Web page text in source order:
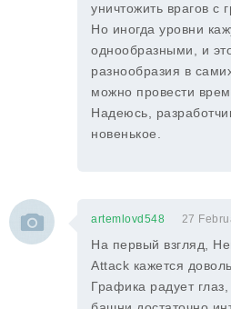
уничтожить врагов с
Но иногда уровни
однообразными, и
разнообразия в
можно провести
Надеюсь,
новенькое.
artemlovd548 27
На первый взгляд,
Attack кажется
Графика радует